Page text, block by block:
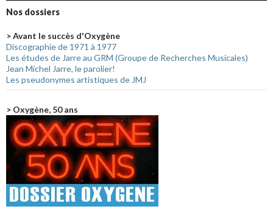
Nos dossiers
> Avant le succès d'Oxygène
Discographie de 1971 à 1977
Les études de Jarre au GRM (Groupe de Recherches Musicales)
Jean Michel Jarre, le parolier!
Les pseudonymes artistiques de JMJ
> Oxygène, 50 ans